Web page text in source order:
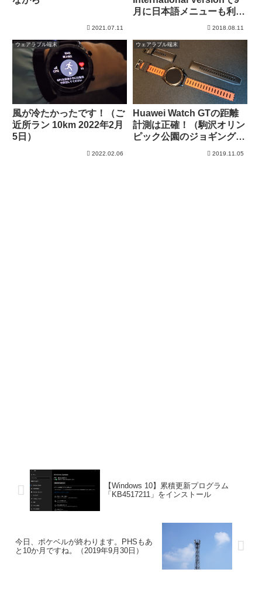
2021.07.11
月に日本語メニューも利用
2018.08.11
ウェアラブル端末
風が冷たかったです！（ご
近所ラン 10km 2022年2月
5日）
2022.02.06
ウェアラブル端末
Huawei Watch GTの距離
計測は正確！（駒沢オリン
ピック公園のジョギングコ
2019.11.05
【Windows 10】累積更新プログラム
「KB4517211」をインストール
今日、ポケベルが終わります。PHSもあ
と10か月ですね。（2019年9月30日）